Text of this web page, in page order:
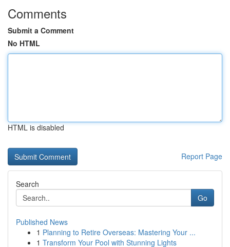
Comments
Submit a Comment
No HTML
HTML is disabled
Report Page
Search
Go
Published News
1 Planning to Retire Overseas: Mastering Your ...
1 Transform Your Pool with Stunning Lights